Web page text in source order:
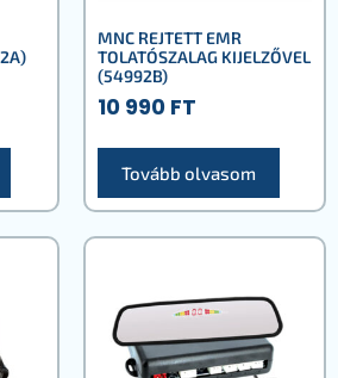
MNC REJTETT EMR
TOLATÓSZALAG KIJELZŐVEL
(54992B)
10 990 FT
Tovább olvasom